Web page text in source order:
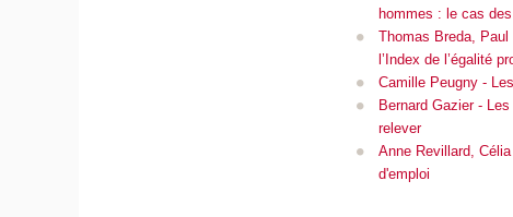
hommes : le cas
Thomas Breda,
l’Index de l’égalité
Camille Peugny -
Bernard Gazier -
relever
Anne Revillard,
d'emploi